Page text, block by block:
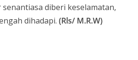
diberi keselamatan,
dihadapi. (Rls/ M.R.W)